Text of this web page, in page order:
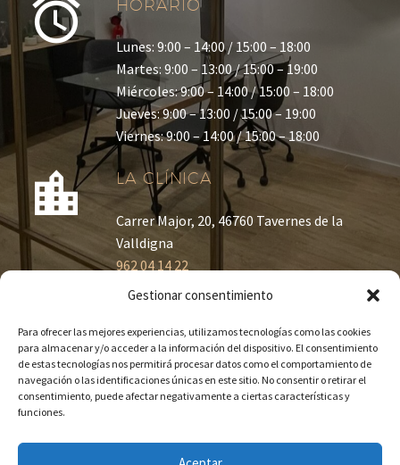
Gestionar consentimiento
Para ofrecer las mejores experiencias, utilizamos tecnologías como las cookies
para almacenar y/o acceder a la información del dispositivo. El consentimiento
de estas tecnologías nos permitirá procesar datos como el comportamiento de
navegación o las identificaciones únicas en este sitio. No consentir o retirar el
consentimiento, puede afectar negativamente a ciertas características y
funciones.
HORARIO
Lunes: 9:00 – 14:00 / 15:00 – 18:00
Martes: 9:00 – 13:00 / 15:00 – 19:00
Miércoles: 9:00 – 14:00 / 15:00 – 18:00
Jueves: 9:00 – 13:00 / 15:00 – 19:00
Viernes: 9:00 – 14:00 / 15:00 – 18:00
LA CLÍNICA
Carrer Major, 20, 46760 Tavernes de la
Valldigna
962 04 14 22